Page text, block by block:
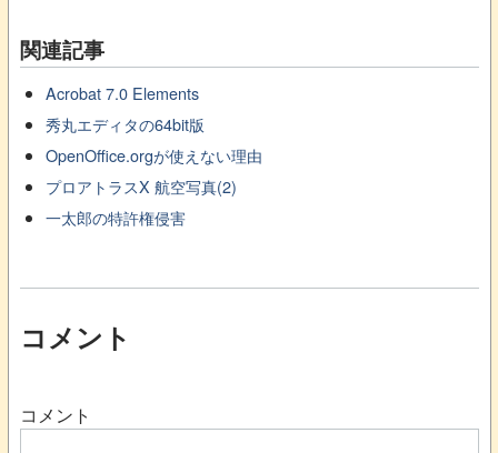
関連記事
Acrobat 7.0 Elements
秀丸エディタの64bit版
OpenOffice.orgが使えない理由
プロアトラスX 航空写真(2)
一太郎の特許権侵害
コメント
コメント